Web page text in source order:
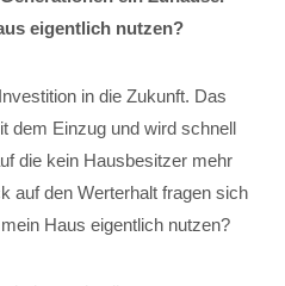
eigentlich nutzen?
in die Zukunft. Das
dem Einzug und wird schnell
die kein Hausbesitzer mehr
auf den Werterhalt fragen sich
Haus eigentlich nutzen?